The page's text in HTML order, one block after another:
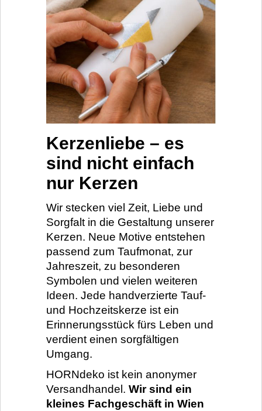
Kerzenliebe – es
sind nicht einfach
nur Kerzen
Wir stecken viel Zeit, Liebe und
Sorgfalt in die Gestaltung unserer
Kerzen. Neue Motive entstehen
passend zum Taufmonat, zur
Jahreszeit, zu besonderen
Symbolen und vielen weiteren
Ideen. Jede handverzierte Tauf-
und Hochzeitskerze ist ein
Erinnerungsstück fürs Leben und
verdient einen sorgfältigen
Umgang.
HORNdeko ist kein anonymer
Versandhandel. Wir sind ein
kleines Fachgeschäft in Wien